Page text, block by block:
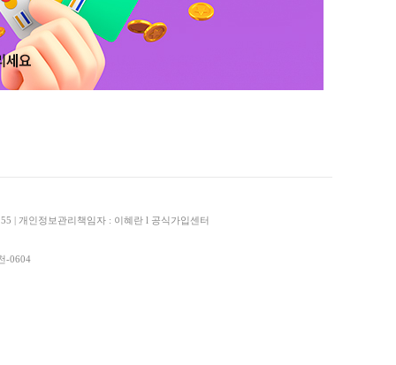
| 개인정보관리책임자 : 이혜란 l 공식가입센터
-0604